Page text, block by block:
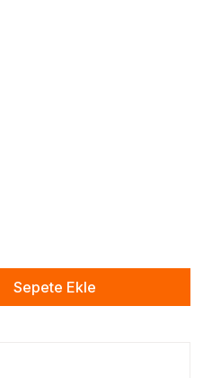
Sepete Ekle